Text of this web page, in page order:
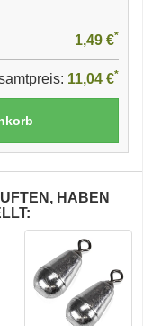
1,49 €*
11,04 €*
HABEN